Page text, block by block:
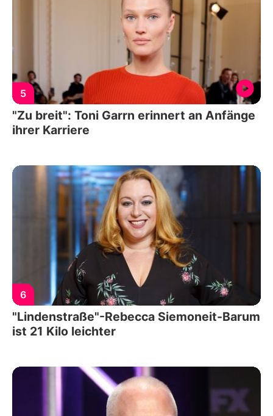
5
"Zu breit": Toni Garrn erinnert an Anfänge
ihrer Karriere
6
"Lindenstraße"-Rebecca Siemoneit-Barum
ist 21 Kilo leichter